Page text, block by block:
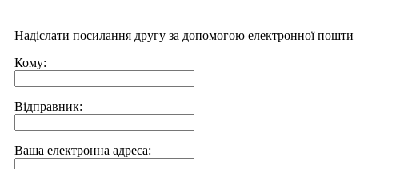
Надіслати посилання другу за допомогою електронної пошти
Кому:
Відправник:
Ваша електронна адреса: